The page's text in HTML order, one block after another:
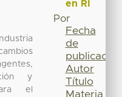
y
el
en RI
Por
Fecha
de
publicación
Autor
Título
Materia